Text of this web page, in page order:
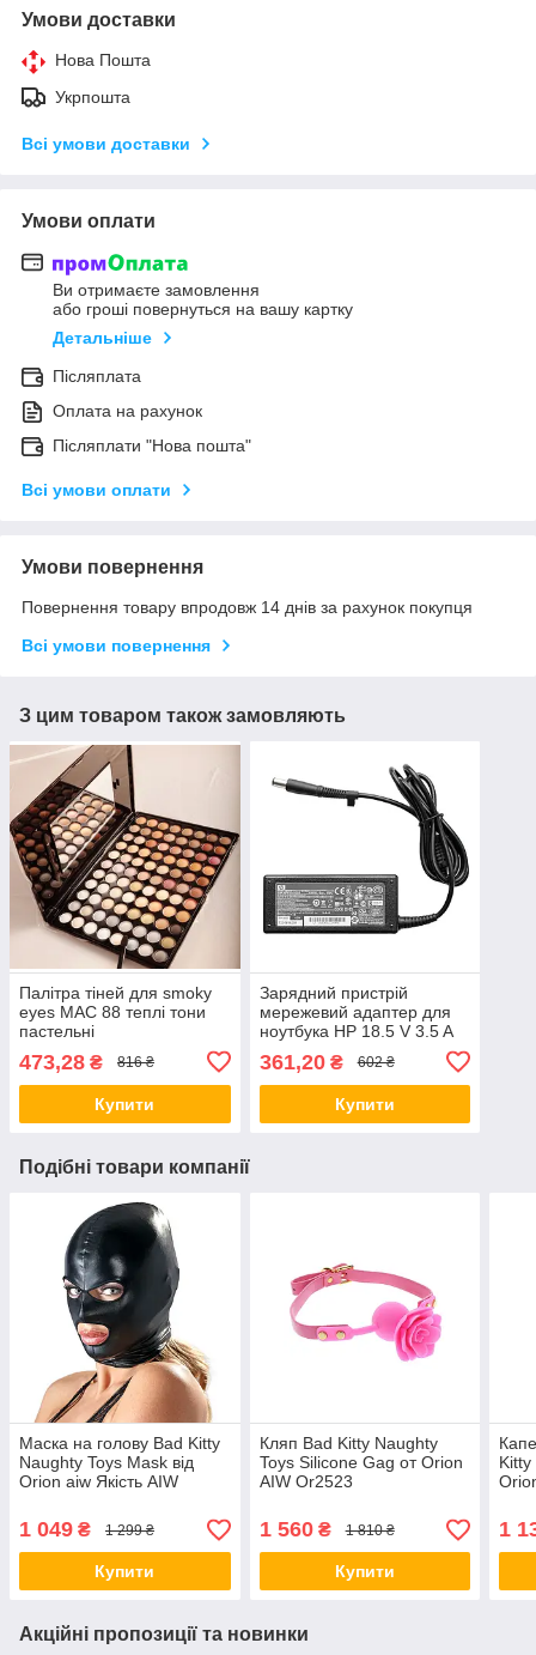
Умови доставки
Нова Пошта
Укрпошта
Всі умови доставки
Умови оплати
Ви отримаєте замовлення
або гроші повернуться на вашу картку
Детальніше
Післяплата
Оплата на рахунок
Післяплати "Нова пошта"
Всі умови оплати
Умови повернення
Повернення товару впродовж 14 днів за рахунок покупця
Всі умови повернення
З цим товаром також замовляють
Палітра тіней для smoky
eyes MAC 88 теплі тони
пастельні
473,28 ₴ 816 ₴
Купити
Зарядний пристрій
мережевий адаптер для
ноутбука HP 18.5 V 3.5 A
Compaq
361,20₴ 602 ₴
Купити
Подібні товари компанії
Маска на голову Bad Kitty
Naughty Toys Mask від
Orion aiw Якість AIW
1 049 ₴ 1 299 ₴
Купити
Кляп Bad Kitty Naughty
Toys Silicone Gag от Orion
AIW Or2523
1 560₴ 1 810 ₴
Купити
Kitty
1
Акційні пропозиції та новинки